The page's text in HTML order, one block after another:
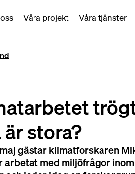
Våra projekt Våra tjänster
stora?
gästar klimatforskaren
arbetat med miljöfrågor